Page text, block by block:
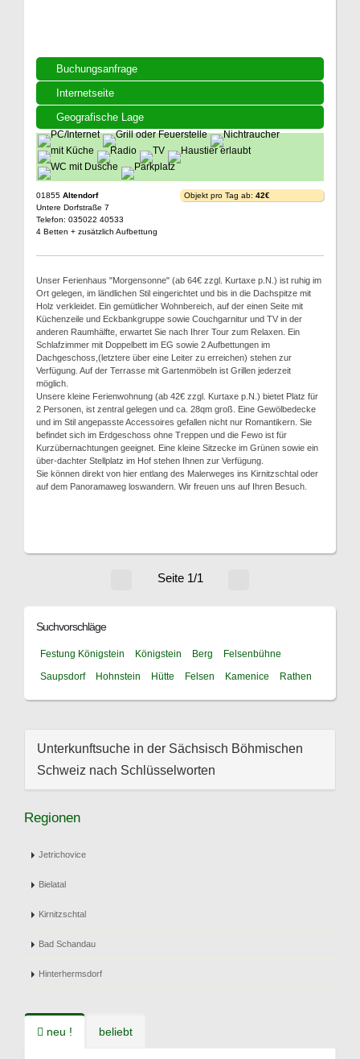
Buchungsanfrage
Internetseite
Geografische Lage
01855 Altendorf
Untere Dorfstraße 7
Telefon: 035022 40533
4 Betten + zusätzlich Aufbettung
Objekt pro Tag ab: 42€
Unser Ferienhaus "Morgensonne" (ab 64€ zzgl. Kurtaxe p.N.) ist ruhig im
Ort gelegen, im ländlichen Stil eingerichtet und bis in die Dachspitze mit
Holz verkleidet. Ein gemütlicher Wohnbereich, auf der einen Seite mit
Küchenzeile und Eckbankgruppe sowie Couchgarnitur und TV in der
anderen Raumhälfte, erwartet Sie nach Ihrer Tour zum Relaxen. Ein
Schlafzimmer mit Doppelbett im EG sowie 2 Aufbettungen im
Dachgeschoss,(letztere über eine Leiter zu erreichen) stehen zur
Verfügung. Auf der Terrasse mit Gartenmöbeln ist Grillen jederzeit
möglich.
Unsere kleine Ferienwohnung (ab 42€ zzgl. Kurtaxe p.N.) bietet Platz für
2 Personen, ist zentral gelegen und ca. 28qm groß. Eine Gewölbedecke
und im Stil angepasste Accessoires gefallen nicht nur Romantikern. Sie
befindet sich im Erdgeschoss ohne Treppen und die Fewo ist für
Kurzübernachtungen geeignet. Eine kleine Sitzecke im Grünen sowie ein
über-dachter Stellplatz im Hof stehen Ihnen zur Verfügung.
Sie können direkt von hier entlang des Malerweges ins Kirnitzschtal oder
auf dem Panoramaweg loswandern. Wir freuen uns auf Ihren Besuch.
Seite 1/1
Suchvorschläge
Festung Königstein Königstein Berg
Felsenbühne
Saupsdorf
Hohnstein Hütte Felsen Kamenice Rathen
Unterkunftsuche in der Sächsisch Böhmischen
Schweiz nach Schlüsselworten
Regionen
Jetrichovice
Bielatal
Kirnitzschtal
Bad Schandau
Hinterhermsdorf
neu ! beliebt